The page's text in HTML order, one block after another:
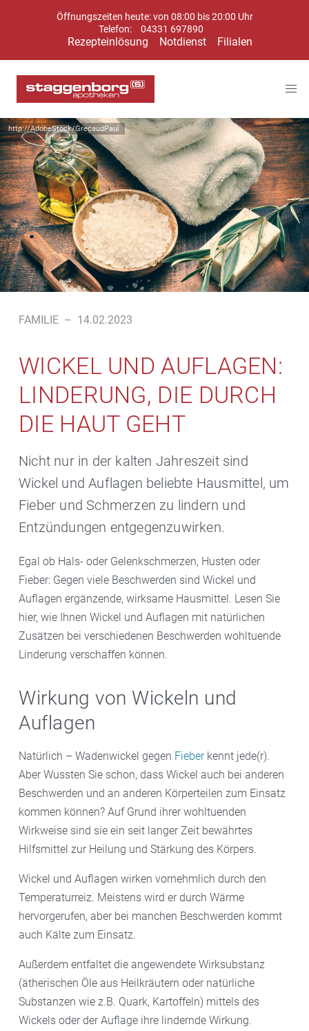
Öffnungszeiten heute: von 08:00 bis 20:00 Uhr
Telefon:
04331 697890
Rezepteinlösung Notdienst Filialen
http://AdobeStock/GrecaudPaul
Symbolbild
FAMILIE – 14.02.2023
WICKEL UND AUFLAGEN:
LINDERUNG, DIE DURCH
DIE HAUT GEHT
Nicht nur in der kalten Jahreszeit sind
Wickel und Auflagen beliebte Hausmittel, um
Fieber und Schmerzen zu lindern und
Entzündungen entgegenzuwirken.
Egal ob Hals- oder Gelenkschmerzen, Husten oder
Fieber: Gegen viele Beschwerden sind Wickel und
Auflagen ergänzende, wirksame Hausmittel. Lesen Sie
hier, wie Ihnen Wickel und Auflagen mit natürlichen
Zusätzen bei verschiedenen Beschwerden wohltuende
Linderung verschaffen können.
Wirkung von Wickeln und
Auflagen
Natürlich – Wadenwickel gegen Fieberkennt jede(r).
Aber Wussten Sie schon, dass Wickel auch bei anderen
Beschwerden und an anderen Körperteilen zum Einsatz
kommen können? Auf Grund ihrer wohltuenden
Wirkweise sind sie ein seit langer Zeit bewährtes
Hilfsmittel zur Heilung und Stärkung des Körpers.
Wickel und Auflagen wirken vornehmlich durch den
Temperaturreiz. Meistens wird er durch Wärme
hervorgerufen, aber bei manchen Beschwerden kommt
auch Kälte zum Einsatz.
Außerdem entfaltet die angewendete Wirksubstanz
(ätherischen Öle aus Heilkräutern oder natürliche
Substanzen wie z.B. Quark, Kartoffeln) mittels des
Wickels oder der Auflage ihre lindernde Wirkung.